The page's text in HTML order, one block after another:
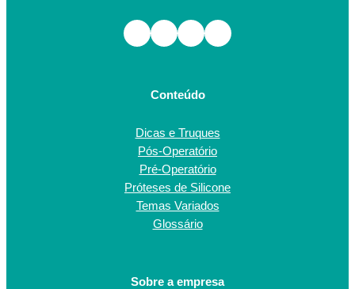
Facebook Instagram TikTok Youtube
Conteúdo
Dicas e Truques
Pós-Operatório
Pré-Operatório
Próteses de Silicone
Temas Variados
Glossário
Sobre a empresa